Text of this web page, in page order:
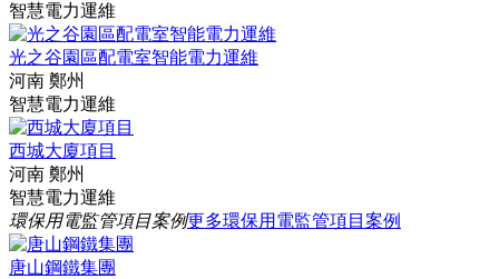
智慧電力運維
光之谷園區配電室智能電力運維
河南 鄭州
智慧電力運維
西城大廈項目
河南 鄭州
智慧電力運維
環保用電監管項目案例更多環保用電監管項目案例
唐山鋼鐵集團